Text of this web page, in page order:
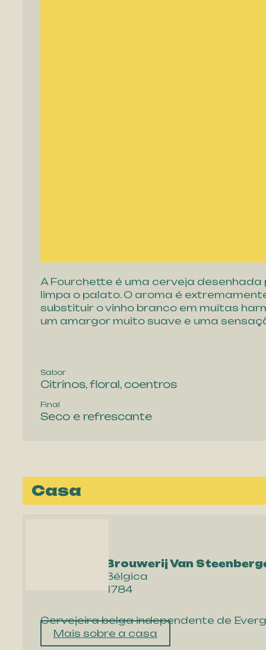
A Fourchette é uma cerveja
limpa o palato. O aroma é
substituir o vinho branco em muitas
um amargor muito suave e uma
Sabor
Citrinos, floral, coentros
Final
Seco e refrescante
Casa
Brouwerij Van
Bélgica
1784
Cervejeira belga independente de
Mais sobre a casa